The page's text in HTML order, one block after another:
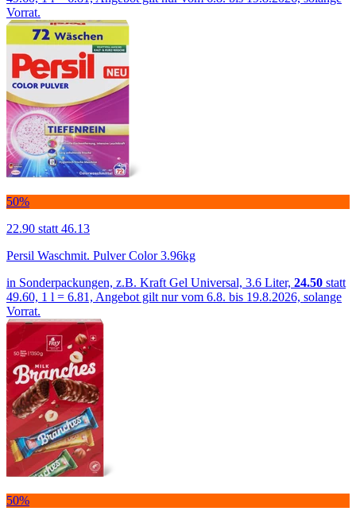
Vorrat.
50%
22.90 statt 46.13
Persil Waschmit. Pulver Color 3.96kg
in Sonderpackungen, z.B. Kraft Gel Universal, 3.6 Liter, 24.50 statt
49.60, 1 l = 6.81, Angebot gilt nur vom 6.8. bis 19.8.2026, solange
Vorrat.
50%